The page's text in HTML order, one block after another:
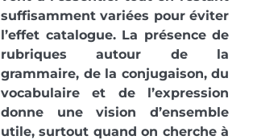
suffisamment variées pour éviter
l’effet catalogue. La présence de
rubriques autour de la
grammaire, de la conjugaison, du
vocabulaire et de l’expression
donne une vision d’ensemble
utile, surtout quand on cherche à